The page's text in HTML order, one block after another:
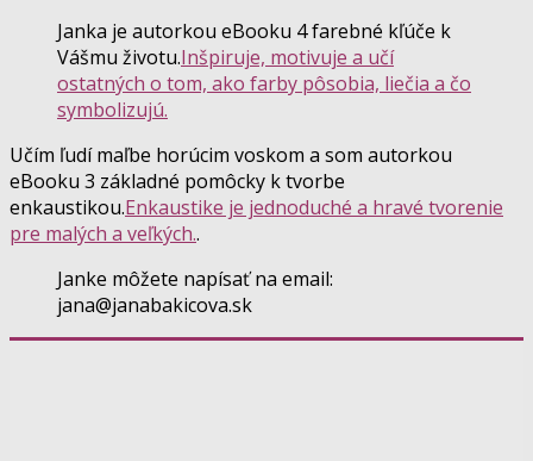
Janka je autorkou eBooku 4 farebné kľúče k
Vášmu životu.Inšpiruje, motivuje a učí
ostatných o tom, ako farby pôsobia, liečia a čo
symbolizujú.
Učím ľudí maľbe horúcim voskom a som autorkou
eBooku 3 základné pomôcky k tvorbe
enkaustikou.Enkaustike je jednoduché a hravé tvorenie
pre malých a veľkých..
Janke môžete napísať na email:
jana@janabakicova.sk